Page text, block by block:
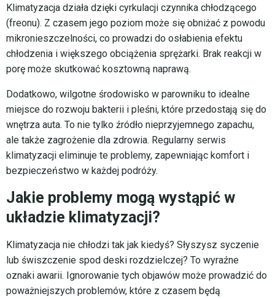
Klimatyzacja działa dzięki cyrkulacji czynnika chłodzącego
(freonu). Z czasem jego poziom może się obniżać z powodu
mikronieszczelności, co prowadzi do osłabienia efektu
chłodzenia i większego obciążenia sprężarki. Brak reakcji w
porę może skutkować kosztowną naprawą.
Dodatkowo, wilgotne środowisko w parowniku to idealne
miejsce do rozwoju bakterii i pleśni, które przedostają się do
wnętrza auta. To nie tylko źródło nieprzyjemnego zapachu,
ale także zagrożenie dla zdrowia. Regularny serwis
klimatyzacji eliminuje te problemy, zapewniając komfort i
bezpieczeństwo w każdej podróży.
Jakie problemy mogą wystąpić w
układzie klimatyzacji?
Klimatyzacja nie chłodzi tak jak kiedyś? Słyszysz syczenie
lub świszczenie spod deski rozdzielczej? To wyraźne
oznaki awarii. Ignorowanie tych objawów może prowadzić do
poważniejszych problemów, które z czasem będą